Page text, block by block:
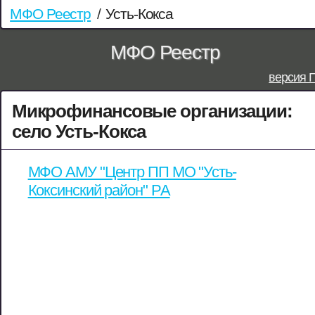
МФО Реестр / Усть-Кокса
МФО Реестр
версия
Микрофинансовые организации:
село Усть-Кокса
МФО АМУ "Центр ПП МО "Усть-
Коксинский район" РА